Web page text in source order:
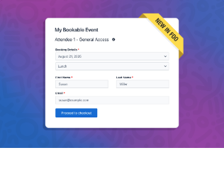
you’ve been feeling the
“corporate chill” from your
current plugin provider, you aren’t
alone….